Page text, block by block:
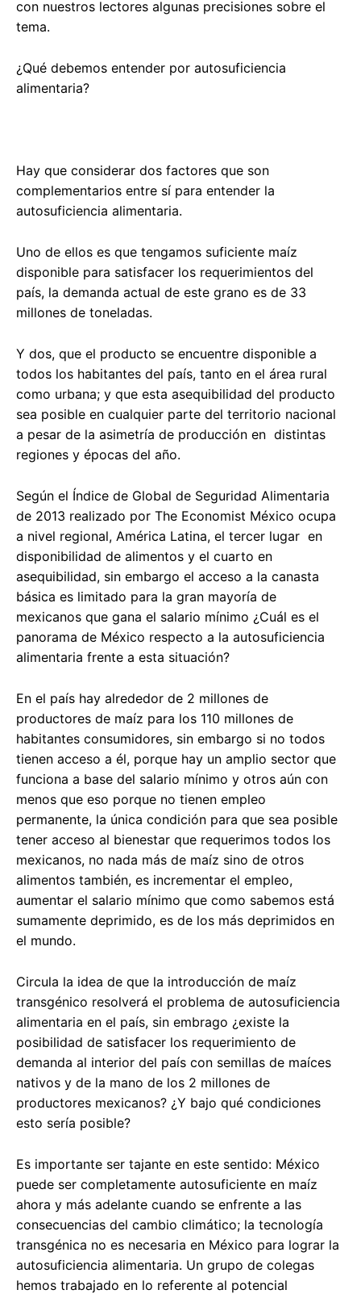
con nuestros lectores algunas precisiones sobre el
tema.
¿Qué debemos entender por autosuficiencia
alimentaria?
Hay que considerar dos factores que son
complementarios entre sí para entender la
autosuficiencia alimentaria.
Uno de ellos es que tengamos suficiente maíz
disponible para satisfacer los requerimientos del
país, la demanda actual de este grano es de 33
millones de toneladas.
Y dos, que el producto se encuentre disponible a
todos los habitantes del país, tanto en el área rural
como urbana; y que esta asequibilidad del producto
sea posible en cualquier parte del territorio nacional
a pesar de la asimetría de producción en distintas
regiones y épocas del año.
Según el Índice de Global de Seguridad Alimentaria
de 2013 realizado por The Economist México ocupa
a nivel regional, América Latina, el tercer lugar en
disponibilidad de alimentos y el cuarto en
asequibilidad, sin embargo el acceso a la canasta
básica es limitado para la gran mayoría de
mexicanos que gana el salario mínimo ¿Cuál es el
panorama de México respecto a la autosuficiencia
alimentaria frente a esta situación?
En el país hay alrededor de 2 millones de
productores de maíz para los 110 millones de
habitantes consumidores, sin embargo si no todos
tienen acceso a él, porque hay un amplio sector que
funciona a base del salario mínimo y otros aún con
menos que eso porque no tienen empleo
permanente, la única condición para que sea posible
tener acceso al bienestar que requerimos todos los
mexicanos, no nada más de maíz sino de otros
alimentos también, es incrementar el empleo,
aumentar el salario mínimo que como sabemos está
sumamente deprimido, es de los más deprimidos en
el mundo.
Circula la idea de que la introducción de maíz
transgénico resolverá el problema de autosuficiencia
alimentaria en el país, sin embrago ¿existe la
posibilidad de satisfacer los requerimiento de
demanda al interior del país con semillas de maíces
nativos y de la mano de los 2 millones de
productores mexicanos? ¿Y bajo qué condiciones
esto sería posible?
Es importante ser tajante en este sentido: México
puede ser completamente autosuficiente en maíz
ahora y más adelante cuando se enfrente a las
consecuencias del cambio climático; la tecnología
transgénica no es necesaria en México para lograr la
autosuficiencia alimentaria. Un grupo de colegas
hemos trabajado en lo referente al potencial